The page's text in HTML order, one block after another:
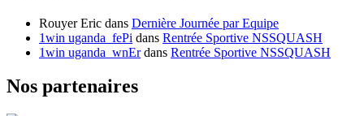
Rouyer Eric dans Dernière Journée par Equipe
1win uganda_fePi dans Rentrée Sportive NSSQUASH
1win uganda_wnErdans Rentrée Sportive NSSQUASH
Nos partenaires